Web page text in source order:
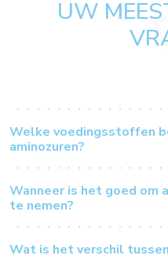
UW
Welke voedingsstoffen
aminozuren?
Wanneer is het goed om
te nemen?
Wat is het verschil